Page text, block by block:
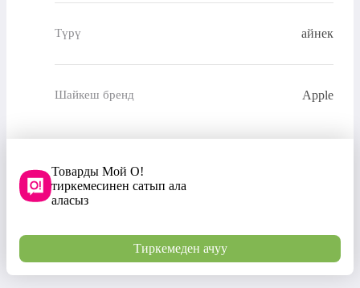
Түрү айнек
Шайкеш бренд Apple
Товарды Мой О!
тиркемесинен сатып ала
аласыз
Тиркемеден ачуу